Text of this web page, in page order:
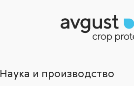
Наука и производство